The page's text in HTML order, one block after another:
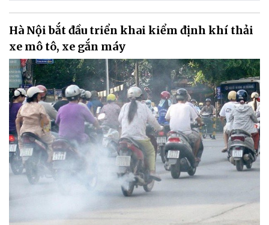
Hà Nội bắt đầu triển khai kiểm định khí thải
xe mô tô, xe gắn máy